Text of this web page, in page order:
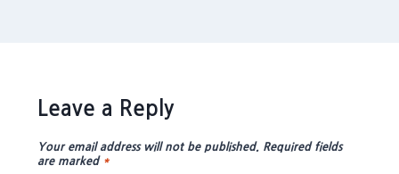
Leave a Reply
Your email address will not be published. Required fields
are marked *